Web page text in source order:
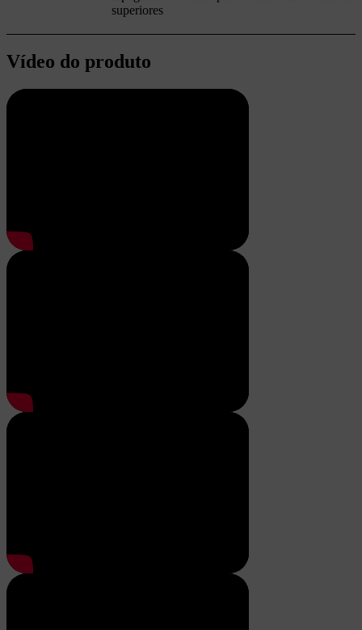
superiores
Vídeo do produto